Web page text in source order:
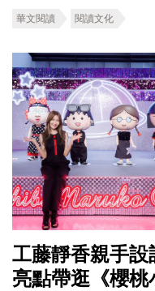
華文閱讀 閱讀文化
工藤靜香親手設
亮點帶逛《櫻桃